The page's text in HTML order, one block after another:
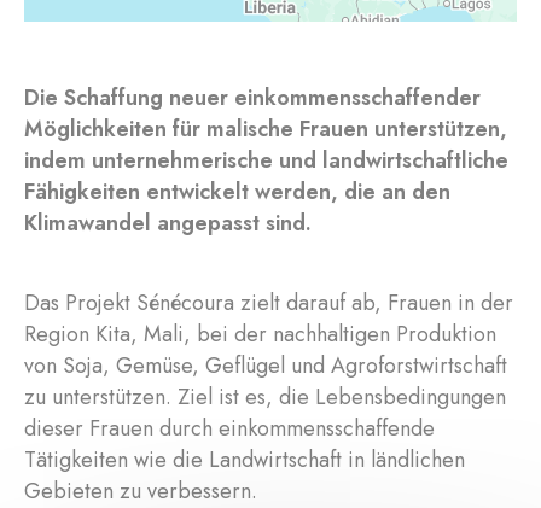
Die Schaffung neuer einkommensschaffender
Möglichkeiten für malische Frauen unterstützen,
indem unternehmerische und landwirtschaftliche
Fähigkeiten entwickelt werden, die an den
Klimawandel angepasst sind.
Das Projekt Sénécoura zielt darauf ab, Frauen in der
Region Kita, Mali, bei der nachhaltigen Produktion
von Soja, Gemüse, Geflügel und Agroforstwirtschaft
zu unterstützen. Ziel ist es, die Lebensbedingungen
dieser Frauen durch einkommensschaffende
Tätigkeiten wie die Landwirtschaft in ländlichen
Gebieten zu verbessern.